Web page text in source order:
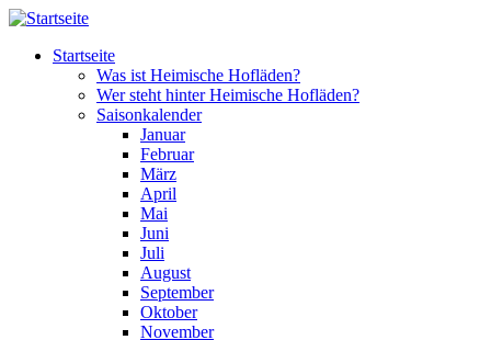
Direkt zum Inhalt
Startseite
Was ist Heimische Hofläden?
Wer steht hinter Heimische Hofläden?
Saisonkalender
Januar
Februar
März
April
Mai
Juni
Juli
August
September
Oktober
November